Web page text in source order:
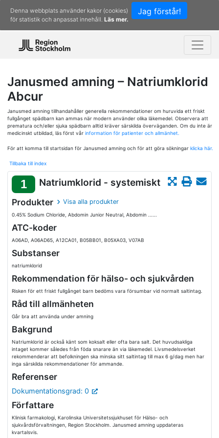
Jag förstår!
Denna webbplats använder kakor (cookies)
för statistik och anpassat innehåll. Läs mer.
Janusmed amning – Natriumklorid
Abcur
Janusmed amning tillhandahåller generella rekommendationer om huruvida ett friskt
fullgånget spädbarn kan ammas när modern använder olika läkemedel. Observera att
prematura och/eller sjuka spädbarn alltid kräver särskilda överväganden. Om du inte är
medicinskt utbildad, läs först vår information för patienter och allmänhet.
För att komma till startsidan för Janusmed amning och för att göra sökningar klicka här.
Tillbaka till index
1 Natriumklorid - systemiskt
Produkter Visa alla produkter
0.45% Sodium Chloride, Abdomin Junior Neutral, Abdomin ......
ATC-koder
A06AD, A06AD65, A12CA01, B05BB01, B05XA03, V07AB
Substanser
natriumklorid
Rekommendation för hälso- och sjukvården
Risken för ett friskt fullgånget barn bedöms vara försumbar vid normalt saltintag.
Råd till allmänheten
Går bra att använda under amning
Bakgrund
Natriumklorid är också känt som koksalt eller ofta bara salt. Det huvudsakliga
intaget kommer således från föda snarare än via läkemedel. Livsmedelsverket
rekommenderar att befolkningen ska minska sitt saltintag till max 6 g/dag men har
inga särskilda rekommendationer för ammande.
Referenser
Dokumentationsgrad: 0
Författare
Klinisk farmakologi, Karolinska Universitetssjukhuset för Hälso- och
sjukvårdsförvaltningen, Region Stockholm. Janusmed amning uppdateras
kvartalsvis.